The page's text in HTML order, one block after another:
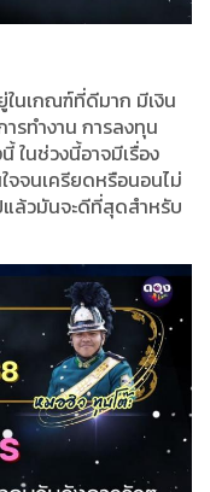
ในเกณฑ์ที่ดีมาก มีเงิน
ารทำงาน การลงทุน
ในช่วงนี้อาจมีเรื่อง
จนเครียดหรือนอนไม่
ล้วมันจะดีที่สุดสำหรับ